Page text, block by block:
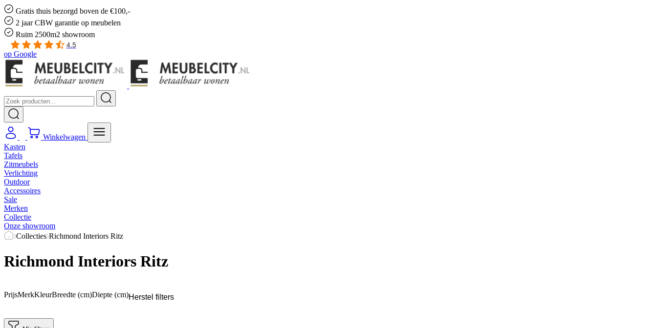
Gratis thuis bezorgd boven de €100,-
2 jaar CBW garantie op meubelen
Ruim 2500m2 showroom
4.5
op Google
Winkelwagen
Kasten
Tafels
Zitmeubels
Verlichting
Outdoor
Accessoires
Sale
Merken
Collectie
Onze showroom
Collecties Richmond Interiors Ritz
Richmond Interiors Ritz
PrijsMerkKleurBreedte (cm)Diepte (cm)Herstel filters